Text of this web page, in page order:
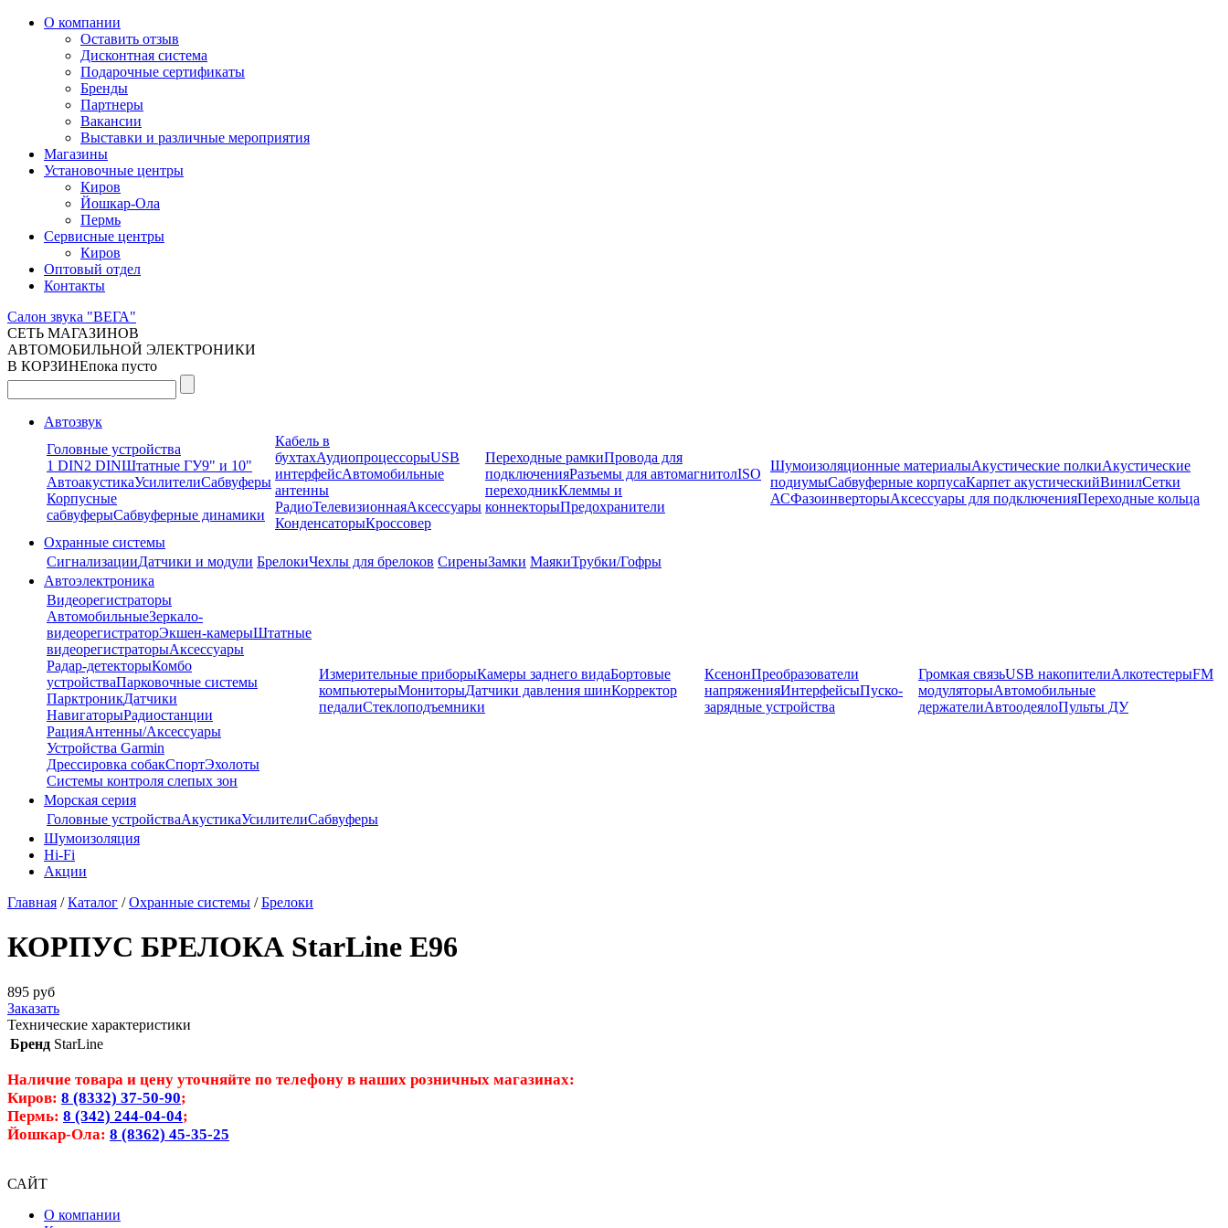
О компании
Оставить отзыв
Дисконтная система
Подарочные сертификаты
Бренды
Партнеры
Вакансии
Выставки и различные мероприятия
Магазины
Установочные центры
Киров
Йошкар-Ола
Пермь
Сервисные центры
Киров
Оптовый отдел
Контакты
Салон звука "ВЕГА"
СЕТЬ МАГАЗИНОВ
АВТОМОБИЛЬНОЙ ЭЛЕКТРОНИКИ
В КОРЗИНЕпока пусто
Автозвук
Головные устройства
1 DIN2 DINШтатные ГУ9" и 10"
АвтоакустикаУсилителиСабвуферы
Корпусные
сабвуферыСабвуферные динамики
Кабель в
бухтахАудиопроцессорыUSB
интерфейсАвтомобильные
антенны
РадиоТелевизионнаяАксессуары
КонденсаторыКроссовер
Переходные рамкиПровода для
подключенияРазъемы для автомагнитолISO
переходникКлеммы и
коннекторыПредохранители
Шумоизоляционные материалыАкустические полкиАкустические
подиумыСабвуферные корпусаКарпет акустическийВинилСетки
АСФазоинверторыАксессуары для подключенияПереходные кольца
Охранные системы
СигнализацииДатчики и модули БрелокиЧехлы для брелоков СиреныЗамки МаякиТрубки/Гофры
Автоэлектроника
Видеорегистраторы
АвтомобильныеЗеркало-
видеорегистраторЭкшен-камерыШтатные
видеорегистраторыАксессуары
Радар-детекторыКомбо
устройстваПарковочные системы
ПарктроникДатчики
НавигаторыРадиостанции
РацияАнтенны/Аксессуары
Устройства Garmin
Дрессировка собакСпортЭхолоты
Системы контроля слепых зон
Измерительные приборыКамеры заднего видаБортовые
компьютерыМониторыДатчики давления шинКорректор
педалиСтеклоподъемники
КсенонПреобразователи
напряженияИнтерфейсыПуско-
зарядные устройства
Громкая связьUSB накопителиАлкотестерыFM
модуляторыАвтомобильные
держателиАвтоодеялоПульты ДУ
Морская серия
Головные устройстваАкустикаУсилителиСабвуферы
Шумоизоляция
Hi-Fi
Акции
Главная /Каталог /Охранные системы /Брелоки
КОРПУС БРЕЛОКА StarLine E96
895 руб
Заказать
Технические характеристики
Бренд StarLine
Наличие товара и цену уточняйте по телефону в наших розничных магазинах:
Киров: 8 (8332) 37-50-90;
Пермь: 8 (342) 244-04-04;
Йошкар-Ола: 8 (8362) 45-35-25
САЙТ
О компании